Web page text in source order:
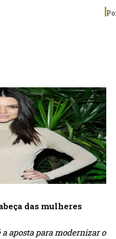
das mulheres
aposta para modernizar o